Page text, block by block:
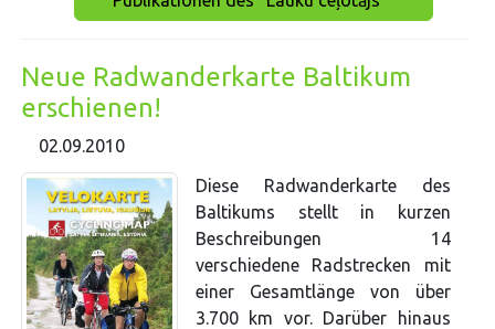
Neue Radwanderkarte Baltikum
erschienen!
02.09.2010
Diese Radwanderkarte des
Baltikums stellt in kurzen
Beschreibungen 14
verschiedene Radstrecken mit
einer Gesamtlänge von über
3.700 km vor. Darüber hinaus